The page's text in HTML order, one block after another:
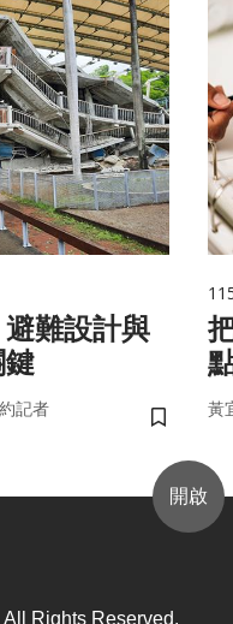
難設計與
鍵
記者
儲存書籤
黃
開啟
Rights Reserved.